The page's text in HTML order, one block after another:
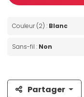
Couleur (2) : Blanc
Sans-fil : Non
Partager